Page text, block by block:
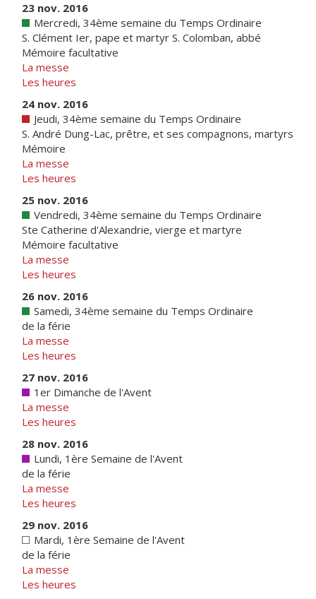
23 nov. 2016
Mercredi, 34ème semaine du Temps Ordinaire
S. Clément Ier, pape et martyr S. Colomban, abbé
Mémoire facultative
La messe
Les heures
24 nov. 2016
Jeudi, 34ème semaine du Temps Ordinaire
S. André Dung-Lac, prêtre, et ses compagnons, martyrs
Mémoire
La messe
Les heures
25 nov. 2016
Vendredi, 34ème semaine du Temps Ordinaire
Ste Catherine d'Alexandrie, vierge et martyre
Mémoire facultative
La messe
Les heures
26 nov. 2016
Samedi, 34ème semaine du Temps Ordinaire
de la férie
La messe
Les heures
27 nov. 2016
1er Dimanche de l'Avent
La messe
Les heures
28 nov. 2016
Lundi, 1ère Semaine de l'Avent
de la férie
La messe
Les heures
29 nov. 2016
Mardi, 1ère Semaine de l'Avent
de la férie
La messe
Les heures